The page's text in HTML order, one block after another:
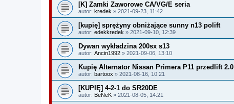
[K] Zamki Zaworowe CA/VG/E seria
autor: kredek » 2021-09-23, 11:42
[kupię] sprężyny obniżające sunny n13 polift
autor: edekkredek » 2021-09-10, 12:39
Dywan wykładzina 200sx s13
autor: Ancin1992 » 2021-09-06, 13:10
Kupię Alternator Nissan Primera P11 przedlift 2.0
autor: bartoox » 2021-08-16, 10:21
[KUPIĘ] 4-2-1 do SR20DE
autor: BeNeK » 2021-08-05, 14:21